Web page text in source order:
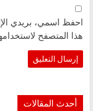
احفظ اسمي، بريدي
هذا المتصفح
أحدث المقالات